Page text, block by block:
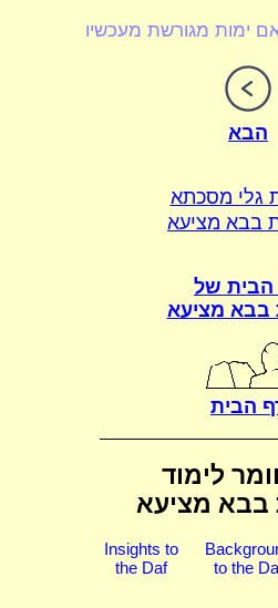
ימות מגורשת מעכשיו
הבא
גלי מסכתא
בבא מציעא
הבית של
בבא מציעא
הבית
לימוד
מציעא
Insights to
the Daf
to the